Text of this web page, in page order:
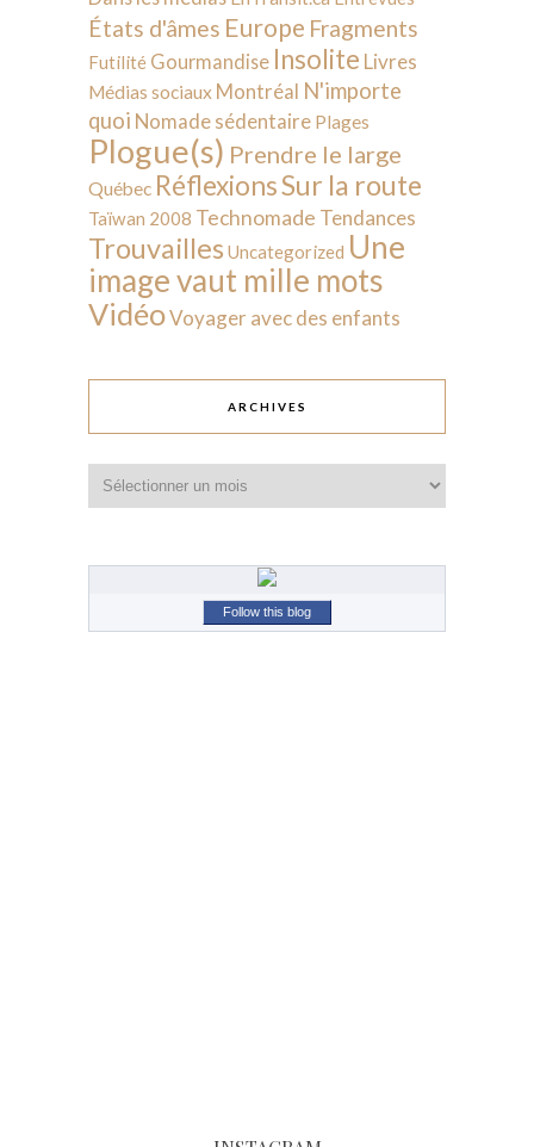
États d'âmes Europe Fragments
Futilité Gourmandise Insolite Livres
Médias sociaux Montréal N'importe
quoi Nomade sédentaire Plages
Plogue(s) Prendre le large
Québec RéflexionsSur la route
Taïwan 2008 Technomade Tendances
Trouvailles Uncategorized Une
image vaut mille mots
VidéoVoyager avec des enfants
ARCHIVES
Follow this blog